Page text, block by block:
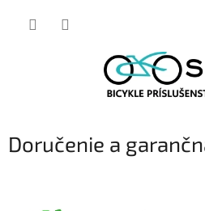
Doručenie a